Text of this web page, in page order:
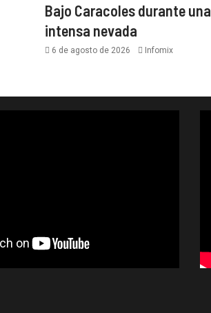
Bajo Caracoles durante una
intensa nevada
6 de agosto de 2026 Infomix